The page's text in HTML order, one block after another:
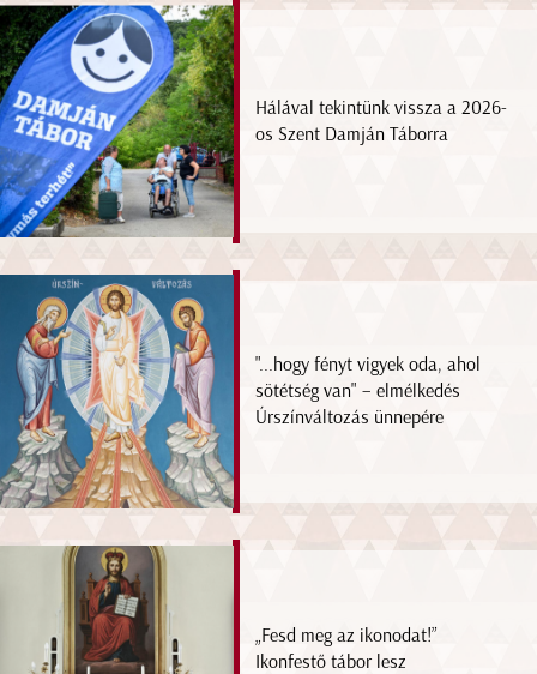
Hálával tekintünk vissza a 2026-
os Szent Damján Táborra
"...hogy fényt vigyek oda, ahol
sötétség van" – elmélkedés
Úrszínváltozás ünnepére
„Fesd meg az ikonodat!”
Ikonfestő tábor lesz